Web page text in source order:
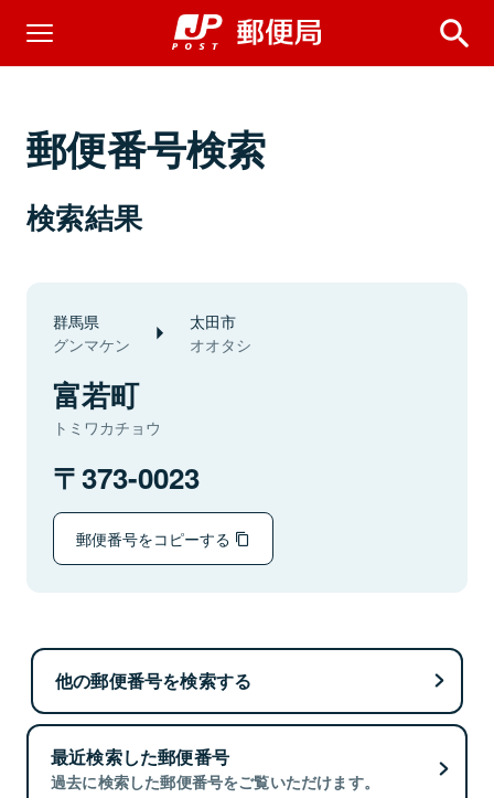
郵便番号検索
検索結果
群馬県
グンマケン
太田市
オオタシ
富若町
トミワカチョウ
373-0023
郵便番号をコピーする
他の郵便番号を検索する
最近検索した郵便番号
過去に検索した郵便番号をご覧いただけます。